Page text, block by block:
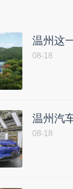
温州这
08-18
温州汽
08-18